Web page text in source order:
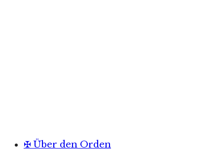
✠ Über den Orden